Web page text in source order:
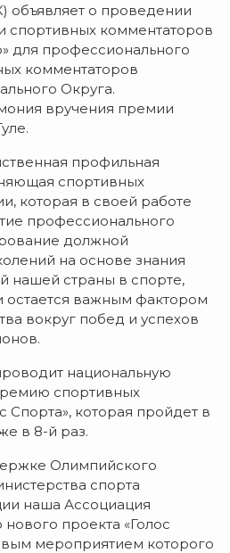
объявляет о проведении
спортивных комментаторов
для профессионального
комментаторов
Округа.
вручения премии
профильная
спортивных
которая в своей работе
профессионального
должной
на основе знания
нашей страны в спорте,
остается важным фактором
вокруг побед и успехов
национальную
спортивных
Спорта», которая пройдет в
в 8-й раз.
Олимпийского
спорта
наша Ассоциация
проекта «Голос
мероприятием которого